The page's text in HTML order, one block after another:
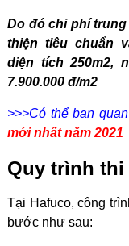
Do đó chi phí
thiện tiêu chuẩn
diện tích 250m2,
7.900.000 đ/m2
>>>Có thể bạn
mới nhất năm 2021
Quy trình thi
Tại Hafuco, công
bước như sau: